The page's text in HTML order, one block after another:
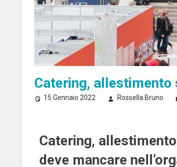
Catering, allestimento
15 Gennaio 2022 Rossella Bruno
Catering,
deve mancare